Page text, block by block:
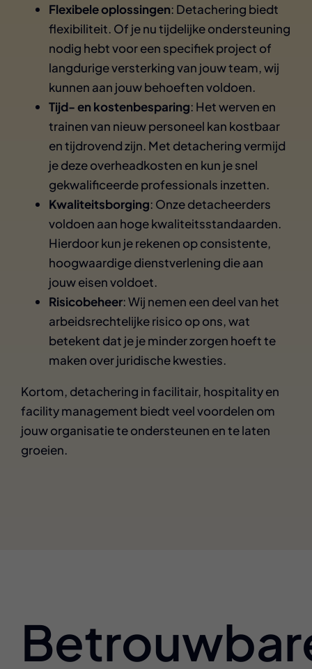
Flexibele oplossingen: Detachering biedt
flexibiliteit. Of je nu tijdelijke ondersteuning
nodig hebt voor een specifiek project of
langdurige versterking van jouw team, wij
kunnen aan jouw behoeften voldoen.
Tijd- en kostenbesparing: Het werven en
trainen van nieuw personeel kan kostbaar
en tijdrovend zijn. Met detachering vermijd
je deze overheadkosten en kun je snel
gekwalificeerde professionals inzetten.
Kwaliteitsborging: Onze detacheerders
voldoen aan hoge kwaliteitsstandaarden.
Hierdoor kun je rekenen op consistente,
hoogwaardige dienstverlening die aan
jouw eisen voldoet.
Risicobeheer: Wij nemen een deel van het
arbeidsrechtelijke risico op ons, wat
betekent dat je je minder zorgen hoeft te
maken over juridische kwesties.
Kortom, detachering in facilitair, hospitality en
facility management biedt veel voordelen om
jouw organisatie te ondersteunen en te laten
groeien.